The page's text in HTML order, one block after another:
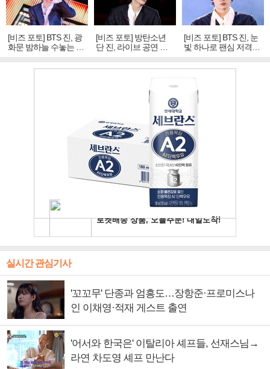
[비즈 포토] BTS 진, 광
화문 밤하늘 수놓는 '비
주얼 킹'의 열창
[비즈 포토] 방탄소년
단 진, 라이브 공연 중
빛나는 독보적 아우라
[비즈 포토] BTS 진, 눈
빛 하나로 팬심 저격…
독보적 카리스마
실시간 관심기사
'꼬꼬무' 단종과 엄흥도…장항준·프로미스나
인 이채영·적재 게스트 출연
'어서와 한국은' 이탈리아 셰프들, 선재스님→
라연 차도영 셰프 만난다